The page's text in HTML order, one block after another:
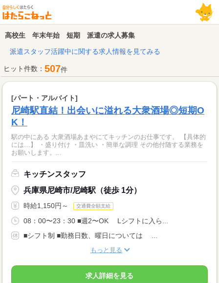
高校生 年末年始 短期 派遣の求人募集
派遣スタッフ活躍中に関する求人情報を見てみる
ヒット件数： 507件
[パート・アルバイト]
尼崎駅直結！出会いに溢れる大衆酒場◎短期O
K！
駅の中にある 大衆酒場あまやにてキッチンのお仕事です。 【具体的
には…】 ・盛り付け ・皿洗い ・簡単な調理 その他付随する業務を
お願いします。...
キッチンスタッフ
兵庫県尼崎市/尼崎駅（徒歩 1分）
時給1,150円～ 交通費全額支給
08：00〜23：30 ■週2〜OK Lシフトに入ら...
■シフト制 ■勤務日数、曜日については ...
もっと見る
求人詳細を見る